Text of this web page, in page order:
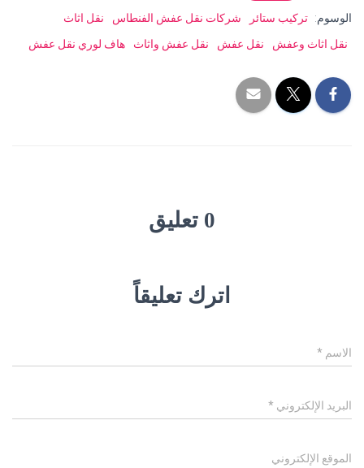
الوسوم: تركيب ستائر شركات نقل عفش الفنطاس
نقل اثاث
نقل اثاث وعفش
نقل عفش نقل عفش واثاث هاف لوري نقل عفش
0 تعليق
اترك تعليقاً
الاسم *
البريد الإلكتروني *
الموقع الإلكتروني